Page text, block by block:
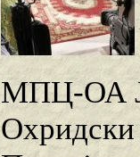
МПЦ-ОА